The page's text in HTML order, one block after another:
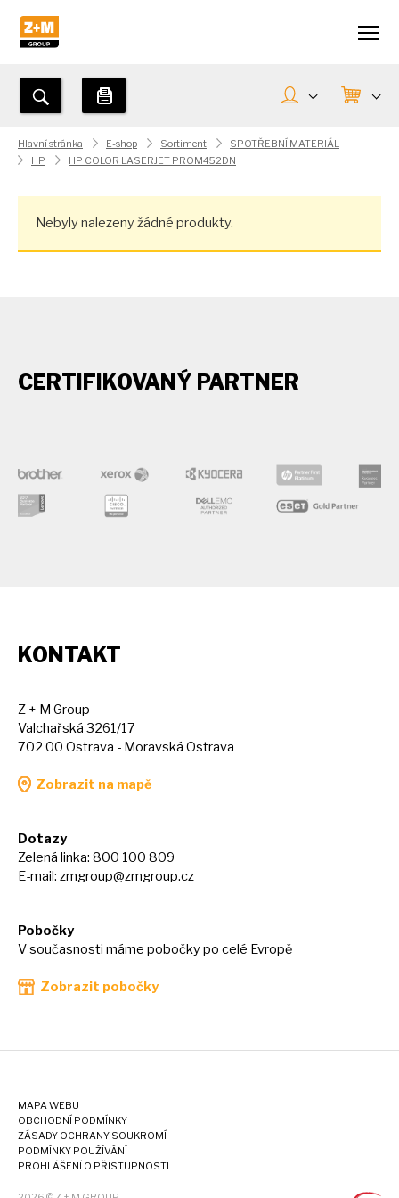
Hlavní stránka E-shop Sortiment
SPOTŘEBNÍ MATERIÁL
HP
HP COLOR LASERJET PROM452DN
Nebyly nalezeny žádné produkty.
CERTIFIKOVANÝ PARTNER
KONTAKT
Z + M Group
Valchařská 3261/17
702 00 Ostrava - Moravská Ostrava
Zobrazit na mapě
Dotazy
Zelená linka: 800 100 809
E-mail: zmgroup@zmgroup.cz
Pobočky
V současnosti máme pobočky po celé Evropě
Zobrazit pobočky
MAPA WEBU
OBCHODNÍ PODMÍNKY
ZÁSADY OCHRANY SOUKROMÍ
PODMÍNKY POUŽÍVÁNÍ
PROHLÁŠENÍ O PŘÍSTUPNOSTI